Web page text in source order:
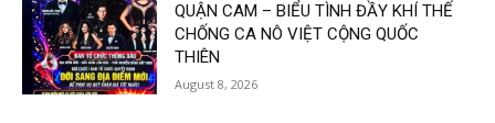
QUẬN CAM – BIỂU TÌNH ĐẦY KHÍ THẾ
CHỐNG CA NÔ VIỆT CỘNG QUỐC
THIÊN
August 8, 2026